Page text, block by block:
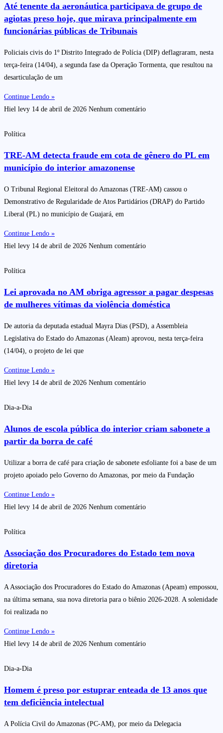
Até tenente da aeronáutica participava de grupo de
agiotas preso hoje, que mirava principalmente em
funcionárias públicas de Tribunais
Policiais civis do 1º Distrito Integrado de Polícia (DIP) deflagraram, nesta
terça-feira (14/04), a segunda fase da Operação Tormenta, que resultou na
desarticulação de um
Continue Lendo »
Hiel levy 14 de abril de 2026 Nenhum comentário
Política
TRE-AM detecta fraude em cota de gênero do PL em
município do interior amazonense
O Tribunal Regional Eleitoral do Amazonas (TRE-AM) cassou o
Demonstrativo de Regularidade de Atos Partidários (DRAP) do Partido
Liberal (PL) no município de Guajará, em
Continue Lendo »
Hiel levy 14 de abril de 2026 Nenhum comentário
Política
Lei aprovada no AM obriga agressor a pagar despesas
de mulheres vítimas da violência doméstica
De autoria da deputada estadual Mayra Dias (PSD), a Assembleia
Legislativa do Estado do Amazonas (Aleam) aprovou, nesta terça-feira
(14/04), o projeto de lei que
Continue Lendo »
Hiel levy 14 de abril de 2026 Nenhum comentário
Dia-a-Dia
Alunos de escola pública do interior criam sabonete a
partir da borra de café
Utilizar a borra de café para criação de sabonete esfoliante foi a base de um
projeto apoiado pelo Governo do Amazonas, por meio da Fundação
Continue Lendo »
Hiel levy 14 de abril de 2026 Nenhum comentário
Política
Associação dos Procuradores do Estado tem nova
diretoria
A Associação dos Procuradores do Estado do Amazonas (Apeam) empossou,
na última semana, sua nova diretoria para o biênio 2026-2028. A solenidade
foi realizada no
Continue Lendo »
Hiel levy 14 de abril de 2026 Nenhum comentário
Dia-a-Dia
Homem é preso por estuprar enteada de 13 anos que
tem deficiência intelectual
A Polícia Civil do Amazonas (PC-AM), por meio da Delegacia